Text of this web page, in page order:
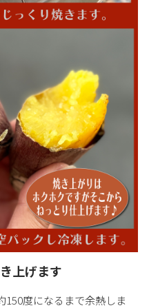
上げます
度になるまで余熱しま